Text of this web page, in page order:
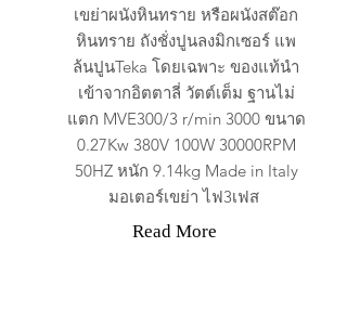
เขย่าผนังหินทราย หรือผนังสต๊อก
หินทราย ถังชั่งปูนลงมิกเซอร์ แพ
ล้นปูนTeka โดยเฉพาะ ของแท้นำ
เข้าจากอิตตาลี่ วัตต์เต็ม ฐานไม่
แตก MVE300/3 r/min 3000 ขนาด
0.27Kw 380V 100W 30000RPM
50HZ หนัก 9.14kg Made in Italy
มอเตอร์เขย่า ไฟ3เฟส
Read More